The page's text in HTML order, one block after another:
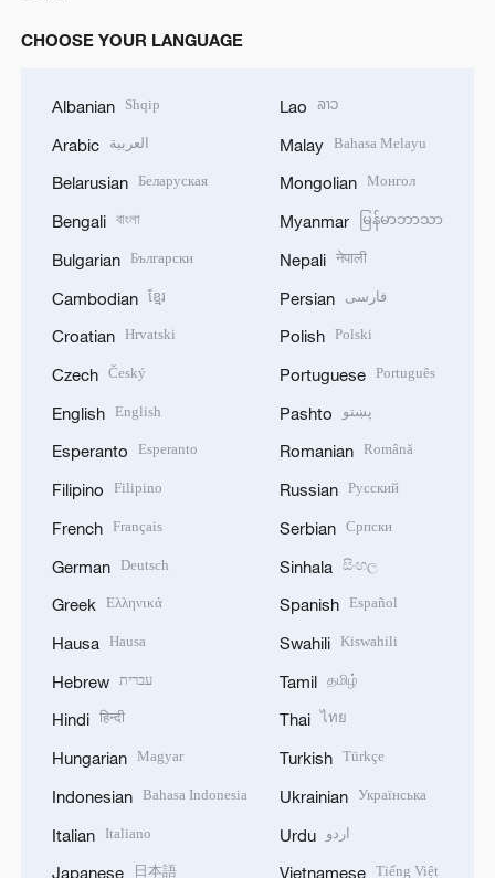
CHOOSE YOUR LANGUAGE
Albanian Shqip
Arabic العربية
Belarusian Беларуская
Bengali বাংলা
Bulgarian Български
Cambodian ខ្មែរ
Croatian Hrvatski
Czech Český
English English
Esperanto Esperanto
Filipino Filipino
French Français
German Deutsch
Greek Ελληνικά
Hausa Hausa
Hebrew עברית
Hindi हिन्दी
Hungarian Magyar
Indonesian Bahasa Indonesia
Italian Italiano
Japanese 日本語
Lao ລາວ
Malay Bahasa Melayu
Mongolian Монгол
Myanmar မြန်မာဘာသာ
Nepali नेपाली
Persian فارسی
Polish Polski
Portuguese Português
Pashto پښتو
Romanian Română
Russian Русский
Serbian Српски
Sinhala සිංහල
Spanish Español
Swahili Kiswahili
Tamil தமிழ்
Thai ไทย
Turkish Türkçe
Ukrainian Українська
Urdu اردو
Vietnamese Tiếng Việt